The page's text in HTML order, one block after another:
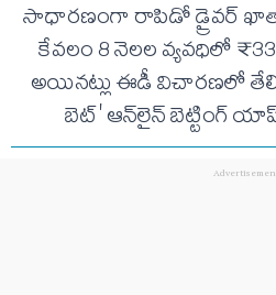
సాధారణంగా రాపిడో డ్రైవర్
కేవలం 8 నెలల వ్యవధిలో
అయినట్లు ఈడీ విచారణలో
బెట్' ఆన్‌లైన్ బెట్టింగ్